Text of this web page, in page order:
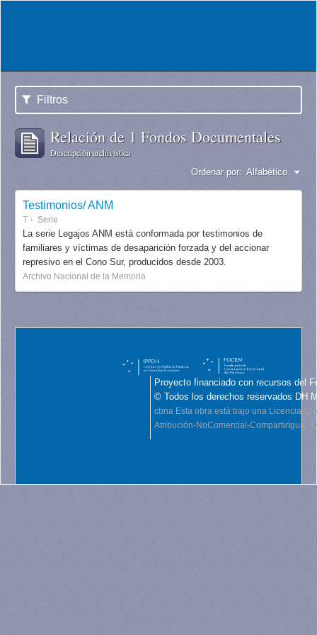
Filtros
Relación de 1 Fondos Documentales
Descripción archivística
Ordenar por: Alfabético
Testimonios/ ANM
T Serie
La serie Legajos ANM está conformada por testimonios de
familiares y víctimas de desaparición forzada y del accionar
represivo en el Cono Sur, producidos desde 2003.
Archivo Nacional de la Memoria
Proyecto financiado con recursos del
© Todos los derechos reservados DH
cbna Esta obra está bajo una Licencia
Atribución-NoComercial-CompartirIgual